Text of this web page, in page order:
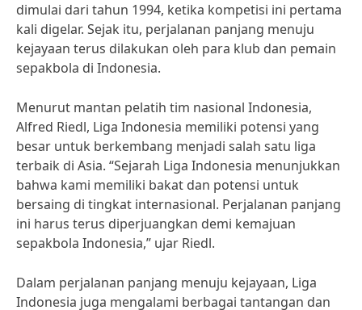
dimulai dari tahun 1994, ketika kompetisi ini pertama
kali digelar. Sejak itu, perjalanan panjang menuju
kejayaan terus dilakukan oleh para klub dan pemain
sepakbola di Indonesia.
Menurut mantan pelatih tim nasional Indonesia,
Alfred Riedl, Liga Indonesia memiliki potensi yang
besar untuk berkembang menjadi salah satu liga
terbaik di Asia. “Sejarah Liga Indonesia menunjukkan
bahwa kami memiliki bakat dan potensi untuk
bersaing di tingkat internasional. Perjalanan panjang
ini harus terus diperjuangkan demi kemajuan
sepakbola Indonesia,” ujar Riedl.
Dalam perjalanan panjang menuju kejayaan, Liga
Indonesia juga mengalami berbagai tantangan dan